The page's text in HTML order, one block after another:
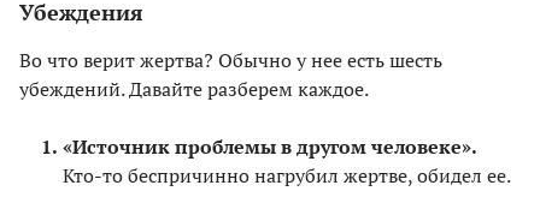
Убеждения
Во что верит жертва? Обычно у нее есть шесть
убеждений. Давайте разберем каждое.
«Источник проблемы в другом человеке».
Кто-то беспричинно нагрубил жертве, обидел ее.